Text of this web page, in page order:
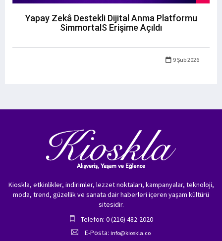
Yapay Zekâ Destekli Dijital Anma Platformu
SimmortalS Erişime Açıldı
9 Şub 2026
Kioskla, etkinlikler, indirimler, lezzet noktaları, kampanyalar, teknoloji,
moda, trend, güzellik ve sanata dair haberleri içeren yaşam kültürü
sitesidir.
Telefon: 0 (216) 482-2020
E-Posta: info@kioskla.co